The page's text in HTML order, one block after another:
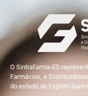
O Sintrafarma-ES
Farmácias, e
do estado do Espírito